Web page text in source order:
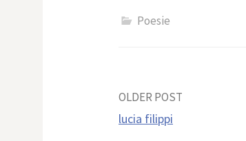
Poesie
Post
OLDER POST
lucia filippi